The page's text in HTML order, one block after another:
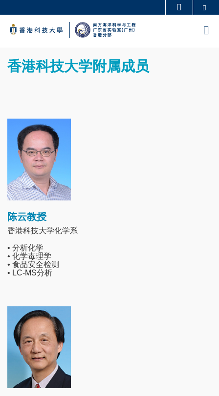
main
科大新闻
校园地图及指南
教授简录
Text
香港科技大学附属成员
Image
陈云教授
香港科技大学化学系
• 分析化学
• 化学毒理学
• 食品安全检测
• LC-MS分析
Image